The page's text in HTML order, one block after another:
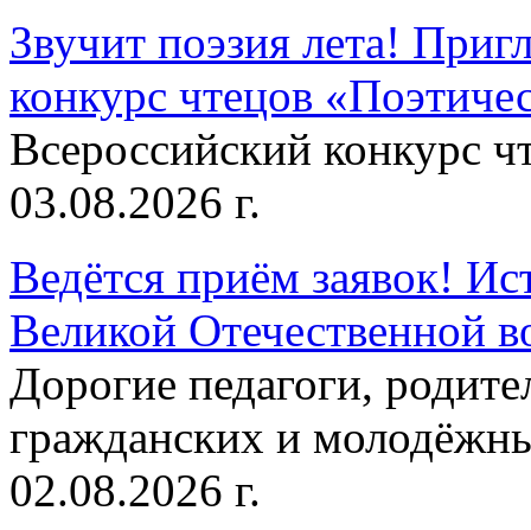
Звучит поэзия лета!
конкурс чтецов
Всероссийский конкурс
03.08.2026 г.
Ведётся приём заявок!
Великой Отечественной
Дорогие педагоги,
гражданских и
02.08.2026 г.